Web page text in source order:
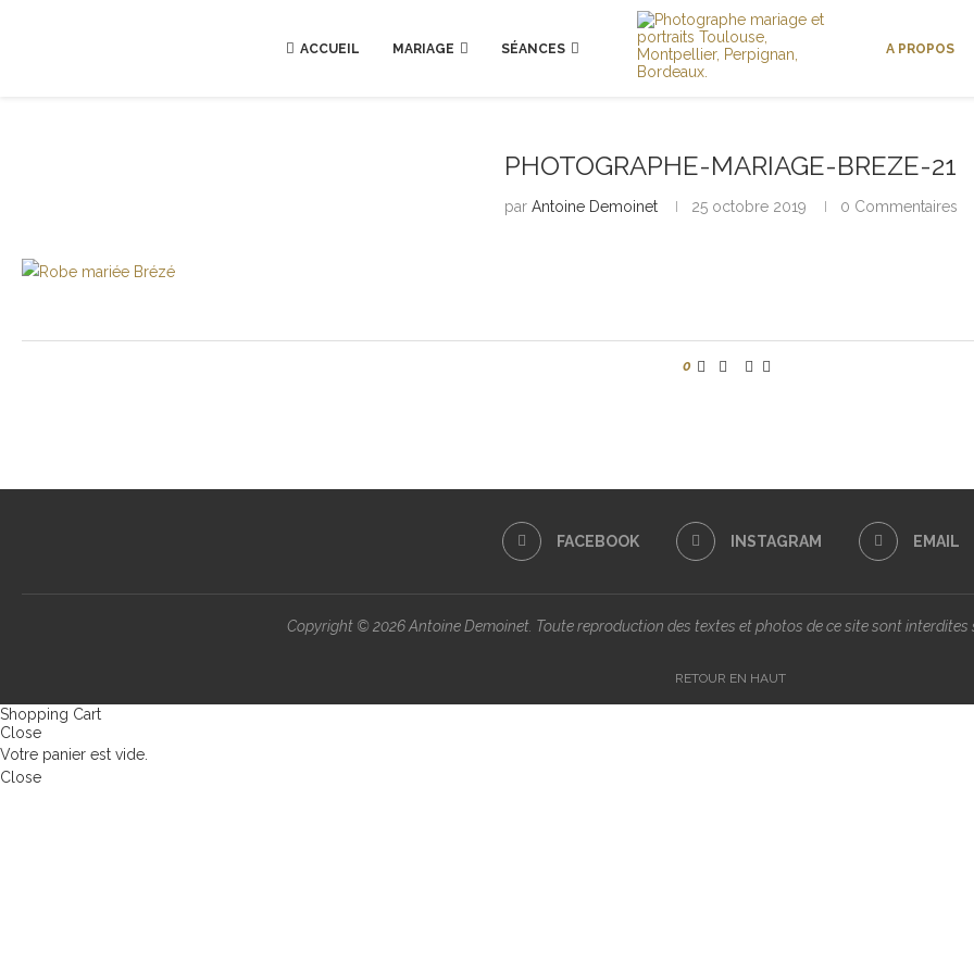
ACCUEIL MARIAGE SÉANCES A PROPOS
PHOTOGRAPHE-MARIAGE-BREZE-21
par Antoine Demoinet 25 octobre 2019 0 Commentaires
0
FACEBOOK INSTAGRAM EMAIL
Copyright © 2026 Antoine Demoinet. Toute reproduction des textes et photos de ce site sont
RETOUR EN HAUT
Shopping Cart
Close
Votre panier est vide.
Close